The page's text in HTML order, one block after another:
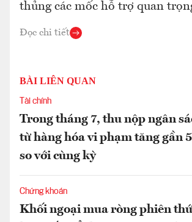
thủng các mốc hỗ trợ quan
Đọc chi tiết
BÀI LIÊN QUAN
Tài chính
Trong tháng 7, thu nộp ngân
từ hàng hóa vi phạm tăng gần
so với cùng kỳ
Chứng khoán
Khối ngoại mua ròng phiên